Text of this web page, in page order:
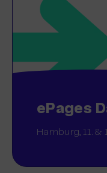
ePages
Hamburg, 11.